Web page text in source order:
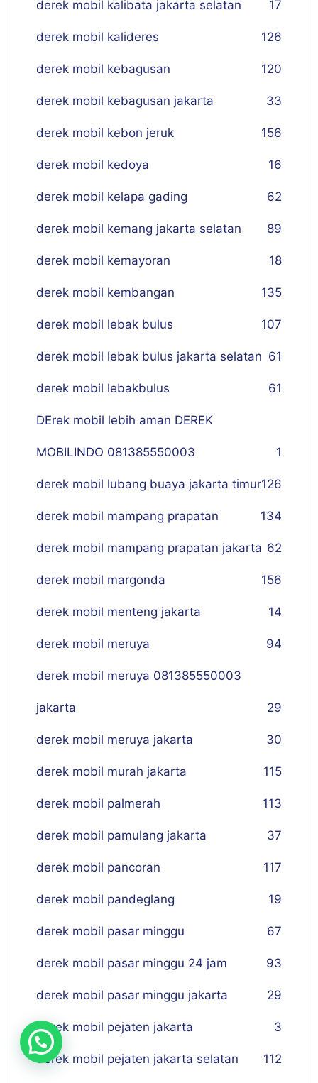
derek mobil kalibata jakarta selatan 17
derek mobil kalideres 126
derek mobil kebagusan 120
derek mobil kebagusan jakarta 33
derek mobil kebon jeruk 156
derek mobil kedoya 16
derek mobil kelapa gading 62
derek mobil kemang jakarta selatan 89
derek mobil kemayoran 18
derek mobil kembangan 135
derek mobil lebak bulus 107
derek mobil lebak bulus jakarta selatan 61
derek mobil lebakbulus 61
DErek mobil lebih aman DEREK
MOBILINDO 081385550003 1
derek mobil lubang buaya jakarta timur126
derek mobil mampang prapatan 134
derek mobil mampang prapatan jakarta 62
derek mobil margonda 156
derek mobil menteng jakarta 14
derek mobil meruya 94
derek mobil meruya 081385550003
jakarta 29
derek mobil meruya jakarta 30
derek mobil murah jakarta 115
derek mobil palmerah 113
derek mobil pamulang jakarta 37
derek mobil pancoran 117
derek mobil pandeglang 19
derek mobil pasar minggu 67
derek mobil pasar minggu 24 jam 93
derek mobil pasar minggu jakarta 29
derek mobil pejaten jakarta 3
derek mobil pejaten jakarta selatan 112